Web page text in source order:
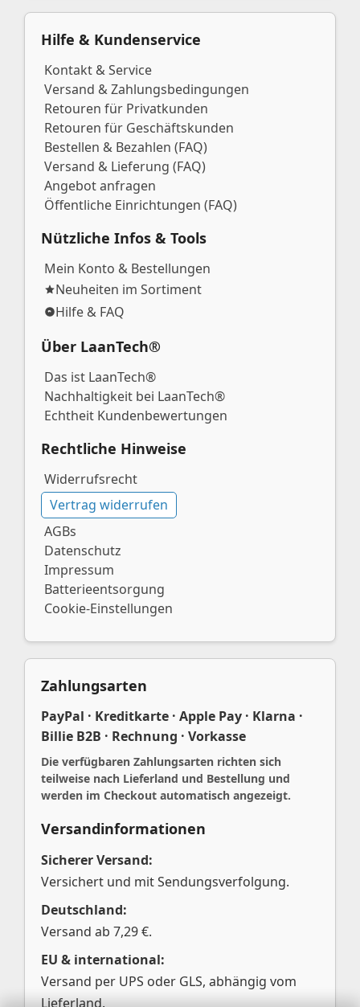
Hilfe & Kundenservice
Kontakt & Service
Versand & Zahlungsbedingungen
Retouren für Privatkunden
Retouren für Geschäftskunden
Bestellen & Bezahlen (FAQ)
Versand & Lieferung (FAQ)
Angebot anfragen
Öffentliche Einrichtungen (FAQ)
Nützliche Infos & Tools
Mein Konto & Bestellungen
Neuheiten im Sortiment
Hilfe & FAQ
Über LaanTech®
Das ist LaanTech®
Nachhaltigkeit bei LaanTech®
Echtheit Kundenbewertungen
Rechtliche Hinweise
Widerrufsrecht
Vertrag widerrufen
AGBs
Datenschutz
Impressum
Batterieentsorgung
Cookie-Einstellungen
Zahlungsarten
PayPal · Kreditkarte · Apple Pay · Klarna ·
Billie B2B · Rechnung · Vorkasse
Die verfügbaren Zahlungsarten richten sich
teilweise nach Lieferland und Bestellung und
werden im Checkout automatisch angezeigt.
Versandinformationen
Sicherer Versand:
Versichert und mit Sendungsverfolgung.
Deutschland:
Versand ab 7,29 €.
EU & international:
Versand per UPS oder GLS, abhängig vom
Lieferland.